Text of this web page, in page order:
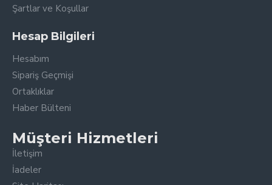
Şartlar ve Koşullar
Hesap Bilgileri
Hesabım
Sipariş Geçmişi
Ortaklıklar
Haber Bülteni
Müşteri Hizmetleri
İletişim
İadeler